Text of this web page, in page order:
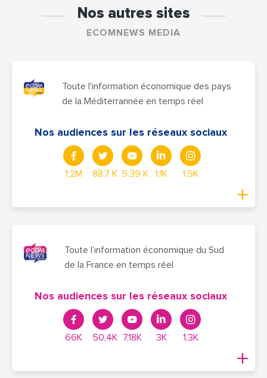
Nos autres sites
ECOMNEWS MEDIA
Toute l'information économique des pays
de la Méditerrannée en temps réel
Nos audiences sur les réseaux sociaux
1,2M 88,7 K 5.39 K 1,1K 1.5K
Toute l’information économique du Sud
de la France en temps réel
Nos audiences sur les réseaux sociaux
66K 50,4K 7,18K 3K 1,3K